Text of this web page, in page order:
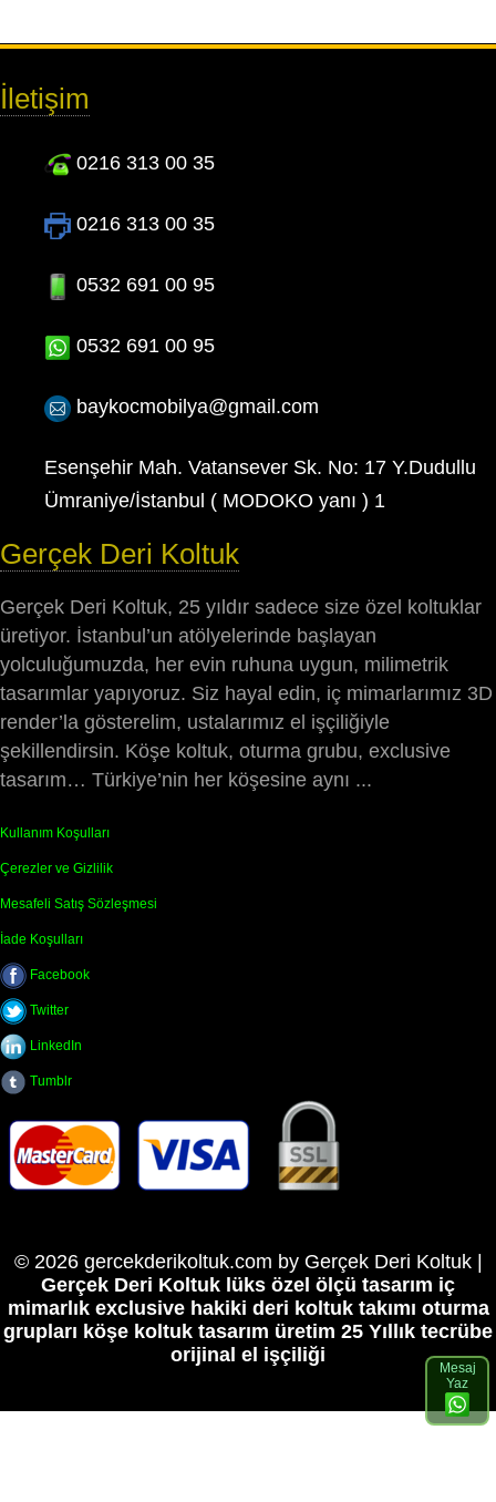
İletişim
0216 313 00 35
0216 313 00 35
0532 691 00 95
0532 691 00 95
baykocmobilya@gmail.com
Esenşehir Mah. Vatansever Sk. No: 17 Y.Dudullu
Ümraniye/İstanbul ( MODOKO yanı ) 1
Gerçek Deri Koltuk
Gerçek Deri Koltuk, 25 yıldır sadece size özel koltuklar
üretiyor. İstanbul’un atölyelerinde başlayan
yolculuğumuzda, her evin ruhuna uygun, milimetrik
tasarımlar yapıyoruz. Siz hayal edin, iç mimarlarımız 3D
render’la gösterelim, ustalarımız el işçiliğiyle
şekillendirsin. Köşe koltuk, oturma grubu, exclusive
tasarım… Türkiye’nin her köşesine aynı ...
Kullanım Koşulları
Çerezler ve Gizlilik
Mesafeli Satış Sözleşmesi
İade Koşulları
Facebook
Twitter
LinkedIn
Tumblr
© 2026 gercekderikoltuk.com by Gerçek Deri Koltuk |
Gerçek Deri Koltuk lüks özel ölçü tasarım iç
mimarlık exclusive hakiki deri koltuk takımı oturma
grupları köşe koltuk tasarım üretim 25 Yıllık tecrübe
orijinal el işçiliği
Mesaj
Yaz